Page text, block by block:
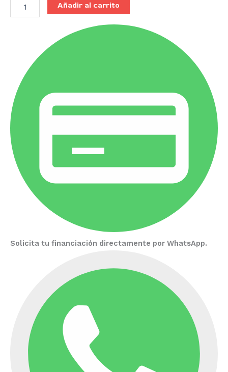
Añadir al carrito
Solicita tu financiación directamente por WhatsApp.